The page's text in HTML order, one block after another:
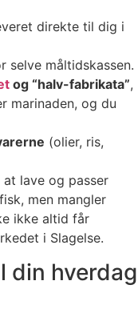
direkte til dig i
selve måltidskassen.
og “halv-fabrikata”,
marinaden, og du
(olier, ris,
at lave og passer
men mangler
ikke altid får
i Slagelse.
din hverdag